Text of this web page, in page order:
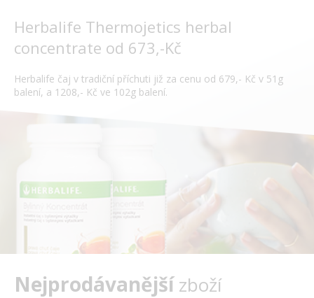
Herbalife Thermojetics herbal
concentrate od 673,-Kč
Herbalife čaj v tradiční příchuti již za cenu od 679,- Kč v 51g
balení, a 1208,- Kč ve 102g balení.
Nejprodávanějšízboží